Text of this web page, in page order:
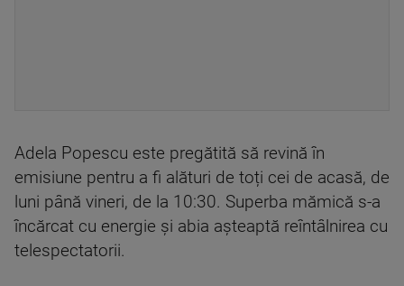
Adela Popescu este pregătită să revină în
emisiune pentru a fi alături de toți cei de acasă, de
luni până vineri, de la 10:30. Superba mămică s-a
încărcat cu energie și abia așteaptă reîntâlnirea cu
telespectatorii.